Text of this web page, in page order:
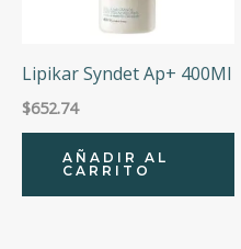
Lipikar Syndet Ap+ 400Ml
$652.74
AÑADIR AL
CARRITO